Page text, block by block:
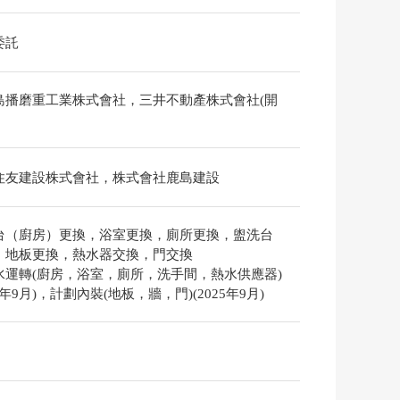
託
播磨重工業株式會社，三井不動產株式會社(開
友建設株式會社，株式會社鹿島建設
（廚房）更換，浴室更換，廁所更換，盥洗台
地板更換，熱水器交換，門交換
運轉(廚房，浴室，廁所，洗手間，熱水供應器)
9月)，計劃內裝(地板，牆，門)(2025年9月)